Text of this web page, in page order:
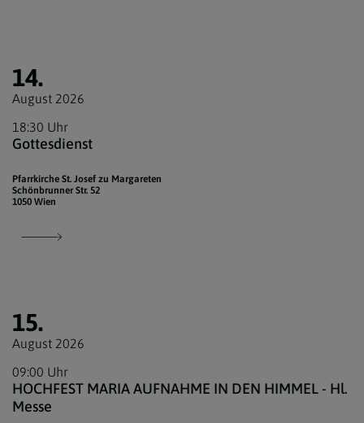
14.
August 2026
18:30 Uhr
Gottesdienst
Pfarrkirche St. Josef zu Margareten
Schönbrunner Str. 52
1050 Wien
15.
August 2026
09:00 Uhr
HOCHFEST MARIA AUFNAHME IN DEN HIMMEL - Hl.
Messe